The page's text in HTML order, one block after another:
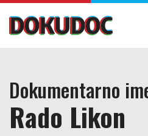
Dokumentarno
Rado Likon